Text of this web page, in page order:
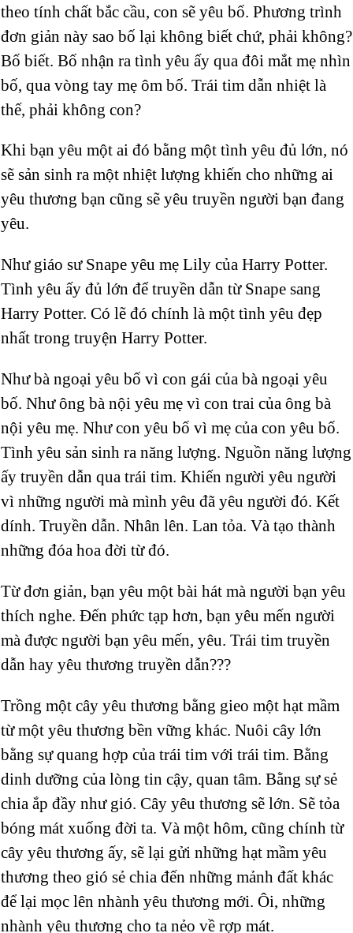
theo tính chất bắc cầu, con sẽ yêu bố. Phương trình
đơn giản này sao bố lại không biết chứ, phải không?
Bố biết. Bố nhận ra tình yêu ấy qua đôi mắt mẹ nhìn
bố, qua vòng tay mẹ ôm bố. Trái tim dẫn nhiệt là
thế, phải không con?
Khi bạn yêu một ai đó bằng một tình yêu đủ lớn, nó
sẽ sản sinh ra một nhiệt lượng khiến cho những ai
yêu thương bạn cũng sẽ yêu truyền người bạn đang
yêu.
Như giáo sư Snape yêu mẹ Lily của Harry Potter.
Tình yêu ấy đủ lớn để truyền dẫn từ Snape sang
Harry Potter. Có lẽ đó chính là một tình yêu đẹp
nhất trong truyện Harry Potter.
Như bà ngoại yêu bố vì con gái của bà ngoại yêu
bố. Như ông bà nội yêu mẹ vì con trai của ông bà
nội yêu mẹ. Như con yêu bố vì mẹ của con yêu bố.
Tình yêu sản sinh ra năng lượng. Nguồn năng lượng
ấy truyền dẫn qua trái tim. Khiến người yêu người
vì những người mà mình yêu đã yêu người đó. Kết
dính. Truyền dẫn. Nhân lên. Lan tỏa. Và tạo thành
những đóa hoa đời từ đó.
Từ đơn giản, bạn yêu một bài hát mà người bạn yêu
thích nghe. Đến phức tạp hơn, bạn yêu mến người
mà được người bạn yêu mến, yêu. Trái tim truyền
dẫn hay yêu thương truyền dẫn???
Trồng một cây yêu thương bằng gieo một hạt mầm
từ một yêu thương bền vững khác. Nuôi cây lớn
bằng sự quang hợp của trái tim với trái tim. Bằng
dinh dưỡng của lòng tin cậy, quan tâm. Bằng sự sẻ
chia ắp đầy như gió. Cây yêu thương sẽ lớn. Sẽ tỏa
bóng mát xuống đời ta. Và một hôm, cũng chính từ
cây yêu thương ấy, sẽ lại gửi những hạt mầm yêu
thương theo gió sẻ chia đến những mảnh đất khác
để lại mọc lên nhành yêu thương mới. Ôi, những
nhành yêu thương cho ta nẻo về rợp mát.